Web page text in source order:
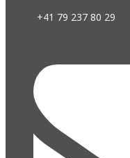
+41 79 237 80 29